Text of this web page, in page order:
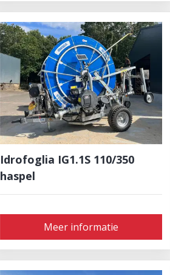
Idrofoglia IG1.1S 110/350
haspel
Meer informatie